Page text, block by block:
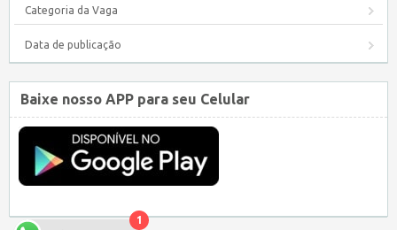
Categoria da Vaga
Data de publicação
Baixe nosso APP para seu Celular
1